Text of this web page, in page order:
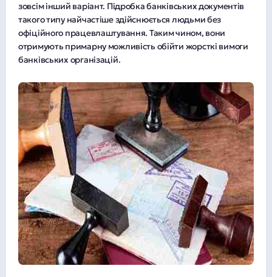
зовсім інший варіант. Підробка банківських документів
такого типу найчастіше здійснюється людьми без
офіційного працевлаштування. Таким чином, вони
отримують примарну можливість обійти жорсткі вимоги
банківських організацій.